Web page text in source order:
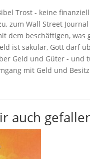
Trost - keine
zum Wall Street
dem beschäftigen,
ist säkular, Gott darf
Geld und Güter - und
mit Geld und
auch